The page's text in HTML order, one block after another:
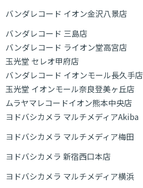
バンダレコード イオン金沢八景店
バンダレコード 三島店
バンダレコード ライオン堂高宮店
玉光堂 セレオ甲府店
バンダレコード イオンモール長久手店
玉光堂 イオンモール奈良登美ヶ丘店
ムラヤマレコードイオン熊本中央店
ヨドバシカメラ マルチメディアAkiba
ヨドバシカメラ マルチメディア梅田
ヨドバシカメラ 新宿西口本店
ヨドバシカメラ マルチメディア横浜